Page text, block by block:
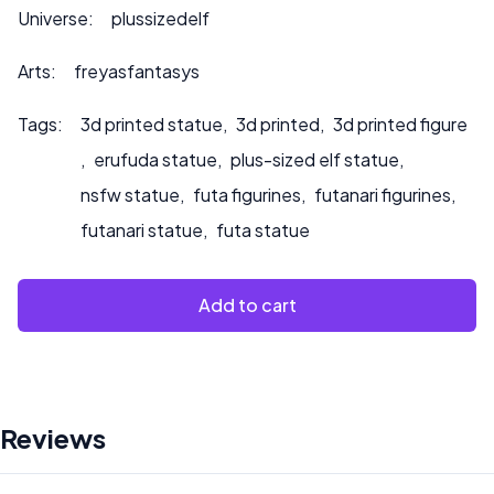
*** para cualquier consulta de personalización o si desea
que pintemos el producto.
Universe: plussizedelf
Arts: freyasfantasys
Tags: 3d printed statue, 3d printed, 3d printed figure
, erufuda statue, plus-sized elf statue,
nsfw statue, futa figurines, futanari figurines,
futanari statue, futa statue
Add to cart
Reviews